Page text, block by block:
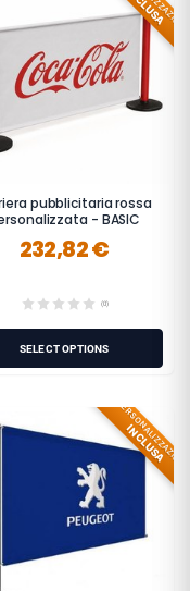
pubblicitaria rossa
- BASIC
232,82 €
(0)
SELECT OPTIONS
INCLUSA